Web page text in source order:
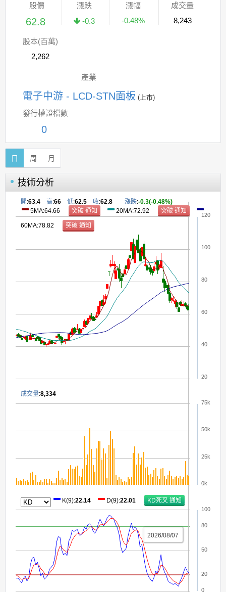
股價
62.8
漲跌
-0.3
漲幅
-0.48%
成交量
8,243
股本(百萬)
2,262
產業
電子中游 - LCD-STN面板 (上市)
發行權證檔數
0
日 周 月
技術分析
20
40
60
80
100
120
0k
25k
50k
75k
0
20
50
80
100
2026/08/07
開 :63.4 高:66 低:62.5 收:62.8 漲跌:-0.3(-0.48%)
5MA:64.66
20MA:72.92
60MA:78.82
成交量:8,334
K(9):22.14 D(9):22.01